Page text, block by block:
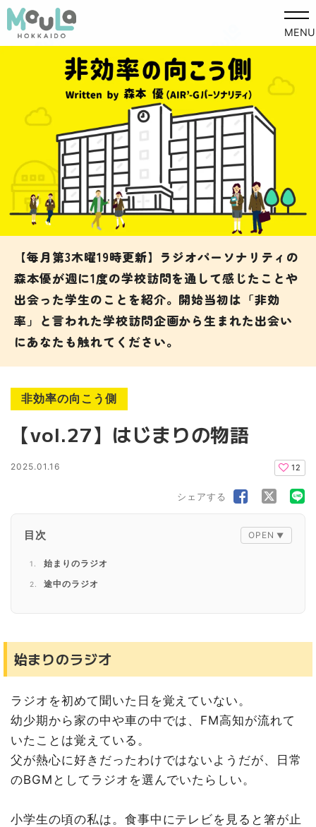
MENU
【毎月第3木曜19時更新】ラジオパーソナリティの
森本優が週に1度の学校訪問を通して感じたことや
出会った学生のことを紹介。開始当初は「非効
率」と言われた学校訪問企画から生まれた出会い
にあなたも触れてください。
非効率の向こう側
【vol.27】はじまりの物語
2025.01.16 12
シェアする
目次
始まりのラジオ
途中のラジオ
始まりのラジオ
ラジオを初めて聞いた日を覚えていない。
幼少期から家の中や車の中では、FM高知が流れて
いたことは覚えている。
父が熱心に好きだったわけではないようだが、日常
のBGMとしてラジオを選んでいたらしい。
小学生の頃の私は。食事中にテレビを見ると箸が止